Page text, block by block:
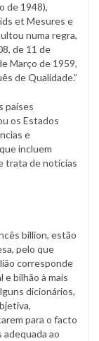
de 1948),
et Mesures e
numa regra,
de 11 de
Março de 1959,
de Qualidade.”
países
os Estados
e
incluem
trata de notícias
billion, estão
pelo que
corresponde
bilhão à mais
dicionários,
para o facto
adequada ao